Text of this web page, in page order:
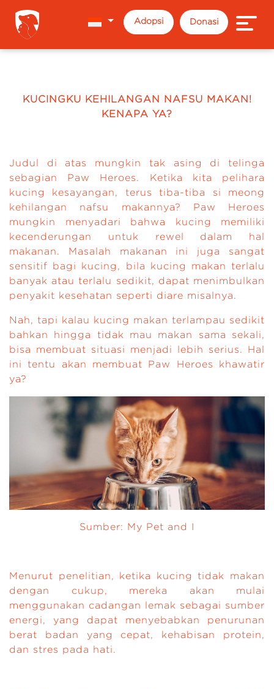
Adopsi Donasi
KUCINGKU KEHILANGAN NAFSU MAKAN!
KENAPA YA?
Judul di atas mungkin tak asing di telinga
sebagian Paw Heroes. Ketika kita pelihara
kucing kesayangan, terus tiba-tiba si meong
kehilangan nafsu makannya? Paw Heroes
mungkin menyadari bahwa kucing memiliki
kecenderungan untuk rewel dalam hal
makanan. Masalah makanan ini juga sangat
sensitif bagi kucing, bila kucing makan terlalu
banyak atau terlalu sedikit, dapat menimbulkan
penyakit kesehatan seperti diare misalnya.
Nah, tapi kalau kucing makan terlampau sedikit
bahkan hingga tidak mau makan sama sekali,
bisa membuat situasi menjadi lebih serius. Hal
ini tentu akan membuat Paw Heroes khawatir
ya?
Sumber: My Pet and I
Menurut penelitian, ketika kucing tidak makan
dengan cukup, mereka akan mulai
menggunakan cadangan lemak sebagai sumber
energi, yang dapat menyebabkan penurunan
berat badan yang cepat, kehabisan protein,
dan stres pada hati.